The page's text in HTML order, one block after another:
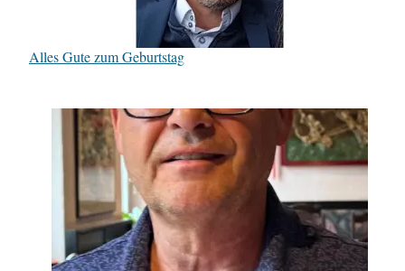
Alles Gute zum Geburtstag